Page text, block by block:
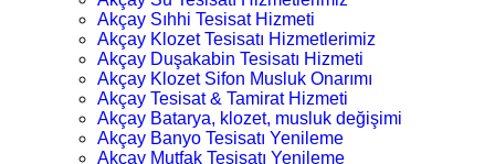
Akçay Sıhhi Tesisat Hizmeti
Akçay Klozet Tesisatı Hizmetlerimiz
Akçay Duşakabin Tesisatı Hizmeti
Akçay Klozet Sifon Musluk Onarımı
Akçay Tesisat & Tamirat Hizmeti
Akçay Batarya, klozet, musluk değişimi
Akçay Banyo Tesisatı Yenileme
Akçay Mutfak Tesisatı Yenileme